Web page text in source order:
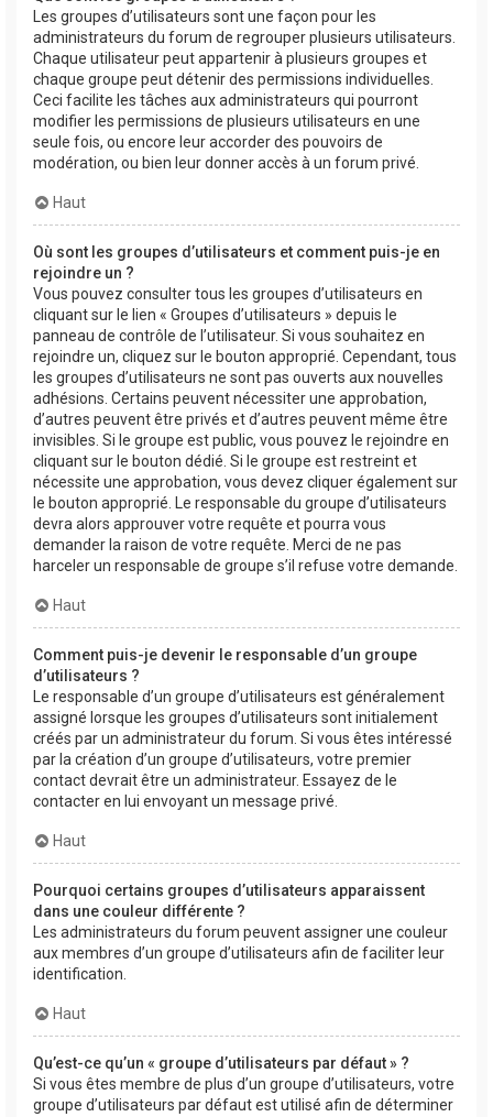
Les groupes d’utilisateurs sont une façon pour les
administrateurs du forum de regrouper plusieurs utilisateurs.
Chaque utilisateur peut appartenir à plusieurs groupes et
chaque groupe peut détenir des permissions individuelles.
Ceci facilite les tâches aux administrateurs qui pourront
modifier les permissions de plusieurs utilisateurs en une
seule fois, ou encore leur accorder des pouvoirs de
modération, ou bien leur donner accès à un forum privé.
Haut
Où sont les groupes d’utilisateurs et comment puis-je en
rejoindre un ?
Vous pouvez consulter tous les groupes d’utilisateurs en
cliquant sur le lien « Groupes d’utilisateurs » depuis le
panneau de contrôle de l’utilisateur. Si vous souhaitez en
rejoindre un, cliquez sur le bouton approprié. Cependant, tous
les groupes d’utilisateurs ne sont pas ouverts aux nouvelles
adhésions. Certains peuvent nécessiter une approbation,
d’autres peuvent être privés et d’autres peuvent même être
invisibles. Si le groupe est public, vous pouvez le rejoindre en
cliquant sur le bouton dédié. Si le groupe est restreint et
nécessite une approbation, vous devez cliquer également sur
le bouton approprié. Le responsable du groupe d’utilisateurs
devra alors approuver votre requête et pourra vous
demander la raison de votre requête. Merci de ne pas
harceler un responsable de groupe s’il refuse votre demande.
Haut
Comment puis-je devenir le responsable d’un groupe
d’utilisateurs ?
Le responsable d’un groupe d’utilisateurs est généralement
assigné lorsque les groupes d’utilisateurs sont initialement
créés par un administrateur du forum. Si vous êtes intéressé
par la création d’un groupe d’utilisateurs, votre premier
contact devrait être un administrateur. Essayez de le
contacter en lui envoyant un message privé.
Haut
Pourquoi certains groupes d’utilisateurs apparaissent
dans une couleur différente ?
Les administrateurs du forum peuvent assigner une couleur
aux membres d’un groupe d’utilisateurs afin de faciliter leur
identification.
Haut
Qu’est-ce qu’un « groupe d’utilisateurs par défaut » ?
Si vous êtes membre de plus d’un groupe d’utilisateurs, votre
groupe d’utilisateurs par défaut est utilisé afin de déterminer